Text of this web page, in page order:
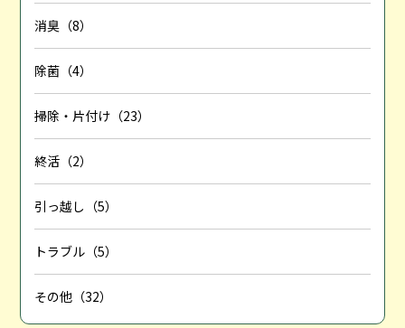
消臭（8）
除菌（4）
掃除・片付け（23）
終活（2）
引っ越し（5）
トラブル（5）
その他（32）